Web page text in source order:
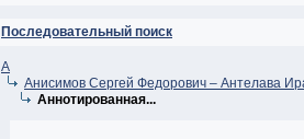
Последовательный поиск
А
Анисимов Сергей Федорович – Антелава
Аннотированная...